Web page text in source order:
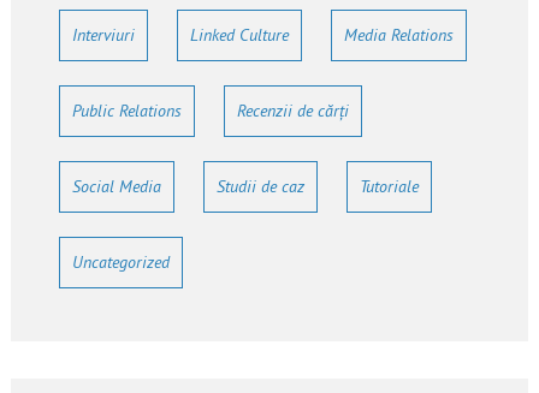
Interviuri Linked Culture Media Relations
Public Relations Recenzii de cărți
Social Media Studii de caz Tutoriale
Uncategorized